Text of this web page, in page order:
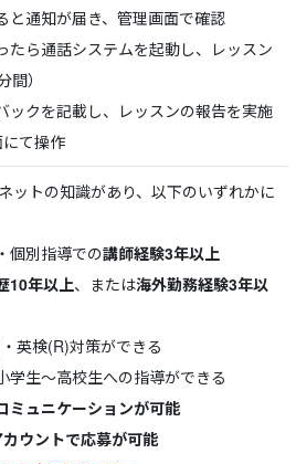
と通知が届き、管理画面で確認
たら通話システムを起動し、レッスン
間）
ックを記載し、レッスンの報告を実施
て操作
ットの知識があり、以下のいずれかに
個別指導での講師経験3年以上
10年以上、または海外勤務経験3年以
英検(R)対策ができる
学生～高校生への指導ができる
ミュニケーションが可能
ウントで応募が可能